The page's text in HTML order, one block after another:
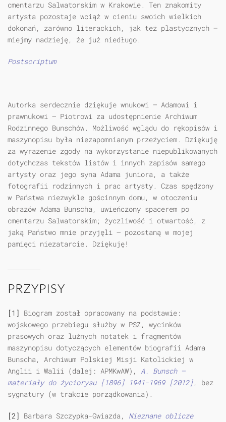
cmentarzu Salwatorskim w Krakowie. Ten znakomity
artysta pozostaje wciąż w cieniu swoich wielkich
dokonań, zarówno literackich, jak też plastycznych —
miejmy nadzieję, że już niedługo.
Postscriptum
Autorka serdecznie dziękuje wnukowi — Adamowi i
prawnukowi — Piotrowi za udostępnienie Archiwum
Rodzinnego Bunschów. Możliwość wglądu do rękopisów i
maszynopisu była niezapomnianym przeżyciem. Dziękuję
za wyrażenie zgody na wykorzystanie niepublikowanych
dotychczas tekstów listów i innych zapisów samego
artysty oraz jego syna Adama juniora, a także
fotografii rodzinnych i prac artysty. Czas spędzony
w Państwa niezwykle gościnnym domu, w otoczeniu
obrazów Adama Bunscha, uwieńczony spacerem po
cmentarzu Salwatorskim; życzliwość i otwartość, z
jaką Państwo mnie przyjęli — pozostaną w mojej
pamięci niezatarcie. Dziękuję!
PRZYPISY
[1] Biogram został opracowany na podstawie:
wojskowego przebiegu służby w PSZ, wycinków
prasowych oraz luźnych notatek i fragmentów
maszynopisu dotyczących elementów biografii Adama
Bunscha, Archiwum Polskiej Misji Katolickiej w
Anglii i Walii (dalej: APMKwAW), A. Bunsch —
materiały do życiorysu [1896] 1941-1969 [2012], bez
sygnatury (w trakcie porządkowania).
[2] Barbara Szczypka-Gwiazda, Nieznane oblicze